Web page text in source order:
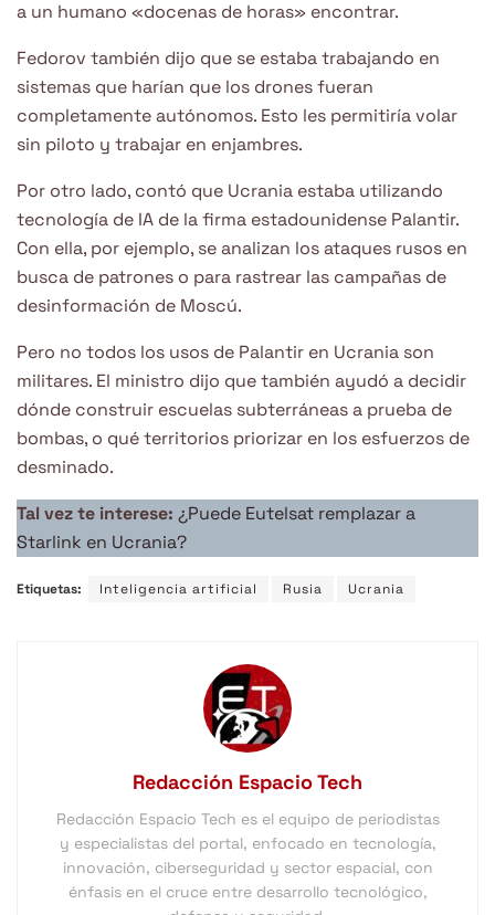
a un humano «docenas de horas» encontrar.
Fedorov también dijo que se estaba trabajando en
sistemas que harían que los drones fueran
completamente autónomos. Esto les permitiría volar
sin piloto y trabajar en enjambres.
Por otro lado, contó que Ucrania estaba utilizando
tecnología de IA de la firma estadounidense Palantir.
Con ella, por ejemplo, se analizan los ataques rusos en
busca de patrones o para rastrear las campañas de
desinformación de Moscú.
Pero no todos los usos de Palantir en Ucrania son
militares. El ministro dijo que también ayudó a decidir
dónde construir escuelas subterráneas a prueba de
bombas, o qué territorios priorizar en los esfuerzos de
desminado.
Tal vez te interese: ¿Puede Eutelsat remplazar a
Starlink en Ucrania?
Etiquetas: Inteligencia artificial Rusia Ucrania
Redacción Espacio Tech
Redacción Espacio Tech es el equipo de periodistas
y especialistas del portal, enfocado en tecnología,
innovación, ciberseguridad y sector espacial, con
énfasis en el cruce entre desarrollo tecnológico,